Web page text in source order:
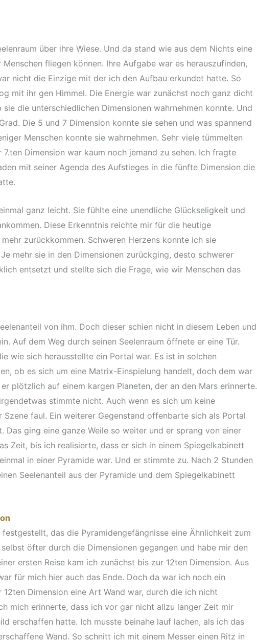
über ihre Wiese. Und da stand wie aus dem Nichts eine
fliegen können. Ihre Aufgabe war es herauszufinden,
nicht die Einzige mit der ich den Aufbau erkundet hatte. So
mit ihr gen Himmel. Die Energie war zunächst noch ganz dicht
die unterschiedlichen Dimensionen wahrnehmen konnte. Und
Die 5 und 7 Dimension konnte sie sehen und was spannend
Menschen konnte sie wahrnehmen. Sehr viele tümmelten
Dimension war kaum noch jemand zu sehen. Ich fragte
mit seiner Agenda des Aufstieges in die fünfte Dimension die
ganz leicht. Sie fühlte eine unendliche Glückseligkeit und
Diese Erkenntnis reichte mir für die heutige
zurückkommen. Schweren Herzens konnte ich sie
mehr sie in den Dimensionen zurückging, desto schwerer
entsetzt und stellte sich die Frage, wie wir Menschen das
von ihm. Doch dieser schien nicht in diesem Leben und
Auf dem Weg durch seinen Seelenraum öffnete er eine Tür.
wie sich herausstellte ein Portal war. Es ist in solchen
ob es sich um eine Matrix-Einspielung handelt, doch dem war
plötzlich auf einem kargen Planeten, der an den Mars erinnerte.
stimmte nicht. Auch wenn es sich um keine
Szene faul. Ein weiterer Gegenstand offenbarte sich als Portal
Das ging eine ganze Weile so weiter und er sprang von einer
Zeit, bis ich realisierte, dass er sich in einem Spiegelkabinett
in einer Pyramide war. Und er stimmte zu. Nach 2 Stunden
Seelenanteil aus der Pyramide und dem Spiegelkabinett
das die Pyramidengefängnisse eine Ähnlichkeit zum
öfter durch die Dimensionen gegangen und habe mir den
ersten Reise kam ich zunächst bis zur 12ten Dimension. Aus
für mich hier auch das Ende. Doch da war ich noch ein
Dimension eine Art Wand war, durch die ich nicht
mich erinnerte, dass ich vor gar nicht allzu langer Zeit mir
erschaffen hatte. Ich musste beinahe lauf lachen, als ich das
Wand. So schnitt ich mit einem Messer einen Ritz in